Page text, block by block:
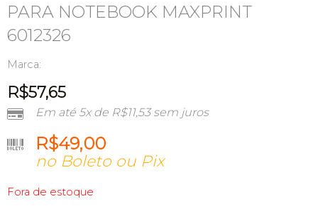
PARA NOTEBOOK MAXPRINT
6012326
Marca:
R$57,65
Em até 5x de R$11,53sem juros
R$49,00
no Boleto ou Pix
Fora de estoque